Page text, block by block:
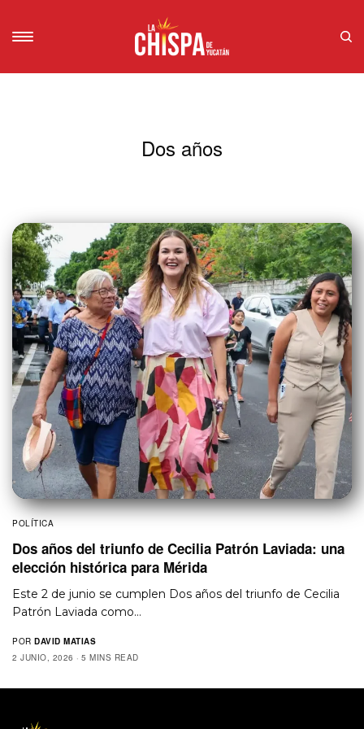
Dos años
POLÍTICA
Dos años del triunfo de Cecilia Patrón Laviada: una
elección histórica para Mérida
Este 2 de junio se cumplen Dos años del triunfo de Cecilia
Patrón Laviada como…
POR DAVID MATIAS
2 JUNIO, 2026
5 MINS READ